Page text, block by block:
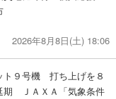
2026年8月8日(土) 18:06
ト９号機 打ち上げを８
期 ＪＡＸＡ「気象条件